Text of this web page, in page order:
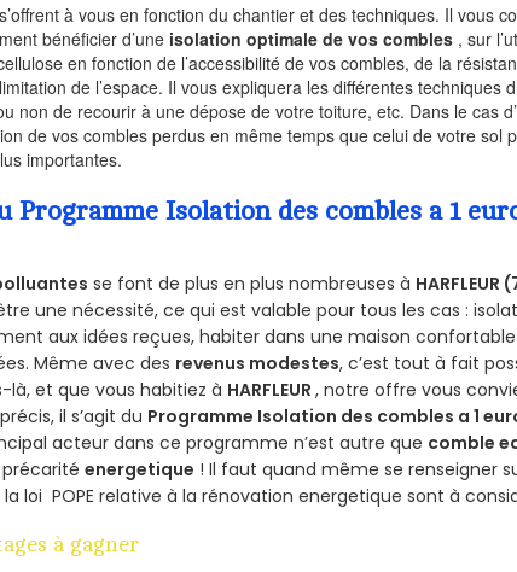
à vous en fonction du chantier et des techniques. Il vous
bénéficier d’une isolation optimale de vos combles , sur
en fonction de l’accessibilité de vos combles, de la
de l’espace. Il vous expliquera les différentes techniques
non de recourir à une dépose de votre toiture, etc. Dans le cas
de vos combles perdus en même temps que celui de votre sol
importantes.
Programme Isolation des combles a 1
se font de plus en plus nombreuses à HARFLEUR
une nécessité, ce qui est valable pour tous les cas :
aux idées reçues, habiter dans une maison
Même avec des revenus modestes, c’est tout à fait
là, et que vous habitiez à HARFLEUR, notre offre vous
il s’agit du Programme Isolation des combles a 1
acteur dans ce programme n’est autre que comble
précaritéenergetique ! Il faut quand même se renseigner
loi POPE relative à la rénovation energetique sont à
à gagner